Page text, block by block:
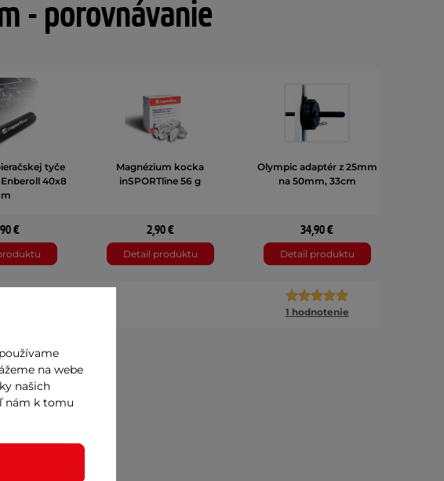
- porovnávanie
tyče
Enberoll 40x8
Magnézium kocka
inSPORTline 56 g
Olympic adaptér z 25mm
na 50mm, 33cm
€ 2,90 €
Detail produktu
34,90 €
Detail produktu
1 hodnotenie
cm
na webe
našich
nám k tomu